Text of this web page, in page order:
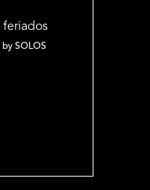
feriados
by SOLOS